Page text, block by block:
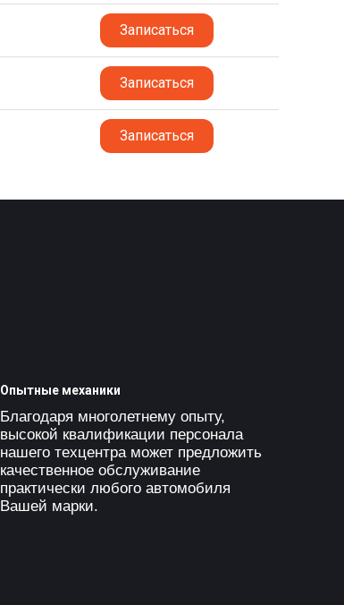
Записаться
Записаться
Записаться
Опытные механики
Благодаря многолетнему опыту,
высокой квалификации персонала
нашего техцентра может предложить
качественное обслуживание
практически любого автомобиля
Вашей марки.